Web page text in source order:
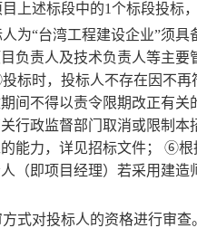
上述标段中的1个标段投标
为“台湾工程建设企业”须
负责人及技术负责人等主
标时，投标人不存在因不
间不得以责令限期改正有
行政监督部门取消或限制
能力，详见招标文件； ⑥根
（即项目经理）若采用建
方式对投标人的资格进行审查